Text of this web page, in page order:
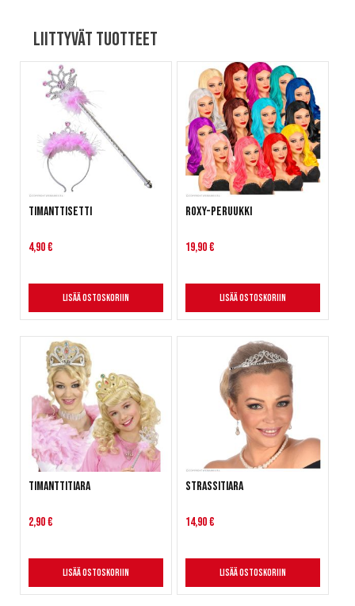
Liittyvät tuotteet
Timanttisetti
4,90 €
Lisää ostoskoriin
Roxy-peruukki
19,90 €
Lisää ostoskoriin
Timanttitiara
2,90 €
Lisää ostoskoriin
Strassitiara
14,90 €
Lisää ostoskoriin